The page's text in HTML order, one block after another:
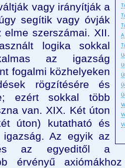
A
vagy irányítják a
segítik vagy óvják
elme szerszámai. XII.
logika sokkal
az igazság
fogalmi közhelyeken
rögzítésére és
ezért sokkal több
van. XIX. Két úton
úton) kutatható és
Az egyik az
az egyeditől a
érvényű